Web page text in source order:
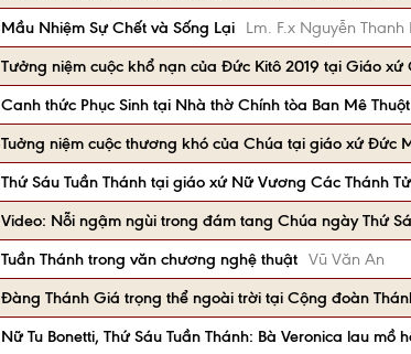
Mầu Nhiệm Sự Chết và Sống Lại
Lm. F.x Nguyễn Thanh
Tưởng niệm cuộc khổ nạn của Đức Kitô 2019 tại Giáo xứ
Canh thức Phục Sinh tại Nhà thờ Chính tòa Ban Mê Thuột
Tuởng niệm cuộc thương khó của Chúa tại giáo xứ Đức
Thứ Sáu Tuần Thánh tại giáo xứ Nữ Vương Các Thánh
Video: Nỗi ngậm ngùi trong đám tang Chúa ngày Thứ
Tuần Thánh trong văn chương nghệ thuật Vũ Văn An
Đàng Thánh Giá trọng thể ngoài trời tại Cộng đoàn
Nữ Tu Bonetti, Thứ Sáu Tuần Thánh: Bà Veronica lau mồ